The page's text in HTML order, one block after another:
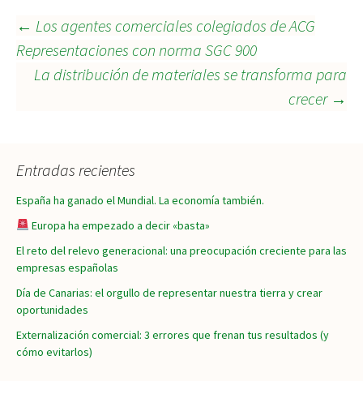
Navegación
de
← Los agentes comerciales colegiados de ACG
Representaciones con norma SGC 900
La distribución de materiales se transforma para
crecer →
Entradas recientes
España ha ganado el Mundial. La economía también.
Europa ha empezado a decir «basta»
El reto del relevo generacional: una preocupación creciente para las
empresas españolas
Día de Canarias: el orgullo de representar nuestra tierra y crear
oportunidades
Externalización comercial: 3 errores que frenan tus resultados (y
cómo evitarlos)